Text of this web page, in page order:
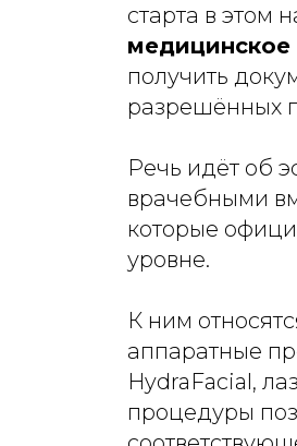
старта в этом
медицинское
получить
разрешённых
Речь идёт об
врачебными
которые
уровне.
К ним
аппаратные
HydraFacial,
процедуры